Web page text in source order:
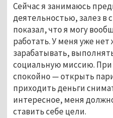
Сейчас я занимаюсь
деятельностью, залез в
показал, что я могу
работать. У меня уже
зарабатывать,
социальную миссию. При
спокойно — открыть
приходить деньги
интересное, меня
ставить себе цели.